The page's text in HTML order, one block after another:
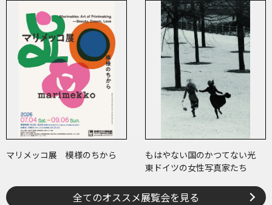
マリメッコ展 模様のちから
もはやない国のかつてない光
東ドイツの女性写真家たち
全てのオススメ展覧会を見る